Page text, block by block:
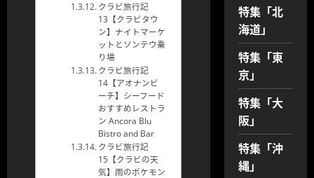
クラビ旅行記
13【クラビタウ
ン】ナイトマーケ
ットとソンテウ乗
り場
クラビ旅行記
14【アオナンビ
ーチ】シーフード
おすすめレストラ
ン Ancora Blu
Bistro and Bar
クラビ旅行記
15【クラビの天
気】雨のポケモン
特集「北
海道」
特集「東
京」
特集「大
阪」
特集「沖
縄」